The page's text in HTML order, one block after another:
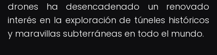
drones ha desencadenado un renovado
interés en la exploración de túneles históricos
y maravillas subterráneas en todo el mundo.